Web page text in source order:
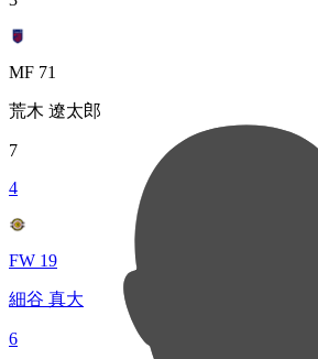
MF 71
荒木 遼太郎
7
4
FW 19
細谷 真大
6